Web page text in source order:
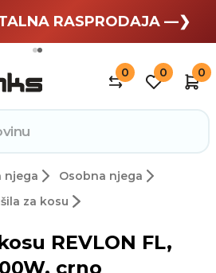
odmor —❯
RASPRODAJA —❯
0 0 0
njega
Osobna njega
za kosu
REVLON FL,
crno